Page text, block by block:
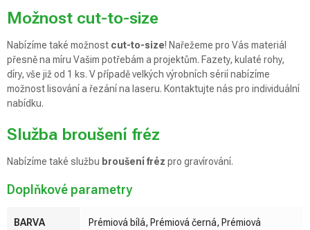
Možnost cut-to-size
Nabízíme také možnost cut-to-size! Nařežeme pro Vás materiál
přesně na míru Vašim potřebám a projektům. Fazety, kulaté rohy,
díry, vše již od 1 ks. V případě velkých výrobních sérií nabízíme
možnost lisování a řezání na laseru. Kontaktujte nás pro individuální
nabídku.
Služba broušení fréz
Nabízíme také službu broušení fréz pro gravírování.
Doplňkové parametry
BARVA
Prémiová bílá, Prémiová černá, Prémiová